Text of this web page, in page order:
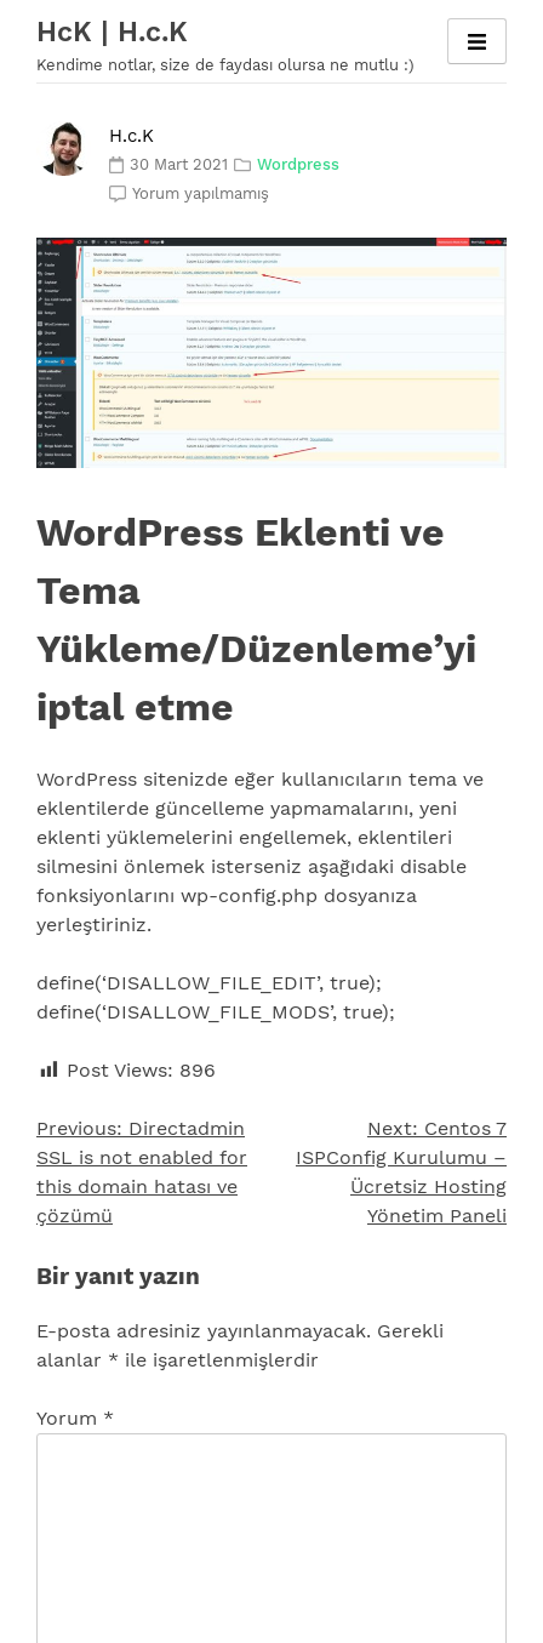
content
HcK | H.c.K
Kendime notlar, size de faydası olursa ne mutlu :)
H.c.K
30 Mart 2021
Wordpress
Yorum yapılmamış
WordPress Eklenti ve
Tema
Yükleme/Düzenleme’yi
iptal etme
WordPress sitenizde eğer kullanıcıların tema ve
eklentilerde güncelleme yapmamalarını, yeni
eklenti yüklemelerini engellemek, eklentileri
silmesini önlemek isterseniz aşağıdaki disable
fonksiyonlarını wp-config.php dosyanıza
yerleştiriniz.
define(‘DISALLOW_FILE_EDIT’, true);
define(‘DISALLOW_FILE_MODS’, true);
Post Views: 896
Yazı
gezinmesi
Previous: Directadmin
SSL is not enabled for
this domain hatası ve
çözümü
Next: Centos 7
ISPConfig Kurulumu –
Ücretsiz Hosting
Yönetim Paneli
Bir yanıt yazın
E-posta adresiniz yayınlanmayacak. Gerekli
alanlar * ile işaretlenmişlerdir
Yorum *